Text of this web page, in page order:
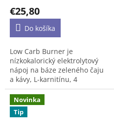
minerálov a 10 vitamínov)
20x6g
€25,80
Do košíka
Low Carb Burner je
nízkokalorický elektrolytový
nápoj na báze zeleného čaju
a kávy, L-karnitínu, 4
minerálov a 10 vitamínov.
Štandardizovaný zelený čaj a
zelený extrakt z kávy bez
kofeínu poskytujú prírodné
Novinka
Tip